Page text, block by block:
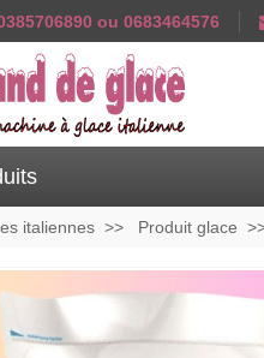
ou 0683464576
italiennes Produit glace